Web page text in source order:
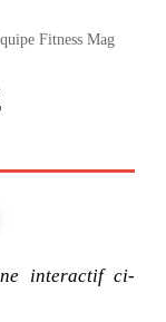
Fitness Mag
interactif ci-